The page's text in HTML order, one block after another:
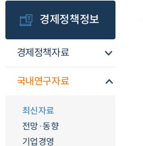
경제정책정보
경제정책자료
국내연구자료
최신자료
전망·동향
기업경영